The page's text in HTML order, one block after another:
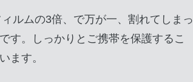
ルムの3倍、で万が一、割れてしまっ
す。しっかりとご携帯を保護するこ
ます。